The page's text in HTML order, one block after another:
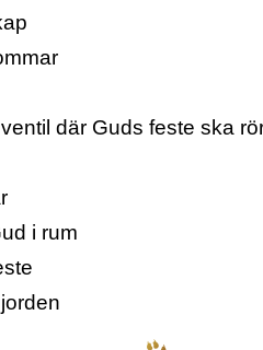
där Guds feste ska
i rum